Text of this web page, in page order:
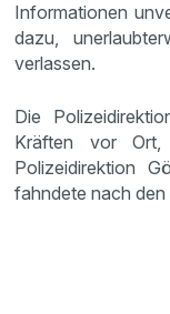
Informationen
dazu,
verlassen.
Die
Kräften vor
Polizeidirektion
fahndete nach den